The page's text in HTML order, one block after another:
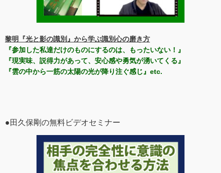
黎明『光と影の識別』から学ぶ識別心の磨き方
『参加した私達だけのものにするのは、もったいない！』
『現実味、説得力があって、安心感や勇気が湧いてくる』
『雲の中から一筋の太陽の光が降り注ぐ感じ』etc.
●田久保剛の無料ビデオセミナー